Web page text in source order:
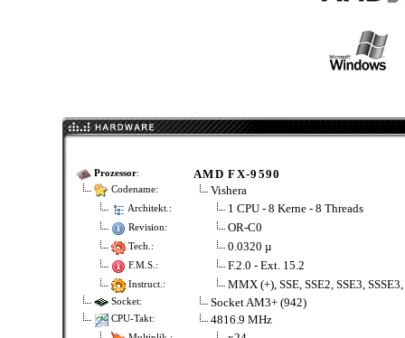
Prozessor: AMD FX-9590
Codename: Vishera
Architekt.: 1 CPU - 8 Kerne - 8 Threads
Revision: OR-C0
Tech.: 0.0320 µ
F.M.S.: F.2.0 - Ext. 15.2
Instruct.: MMX (+), SSE, SSE2, SSE3,
Socket: Socket AM3+ (942)
CPU-Takt: 4816.9 MHz